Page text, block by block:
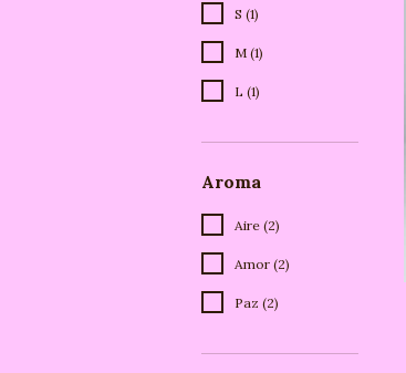
S (1)
M (1)
L (1)
Aroma
Aire (2)
Amor (2)
Paz (2)